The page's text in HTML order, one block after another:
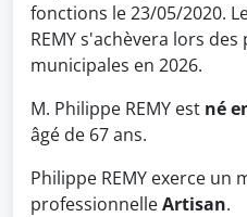
fonctions le 23/05/2020.
REMY s'achèvera lors
municipales en 2026.
M. Philippe REMY est né
âgé de 67 ans.
Philippe REMY exerce un
professionnelleArtisan.